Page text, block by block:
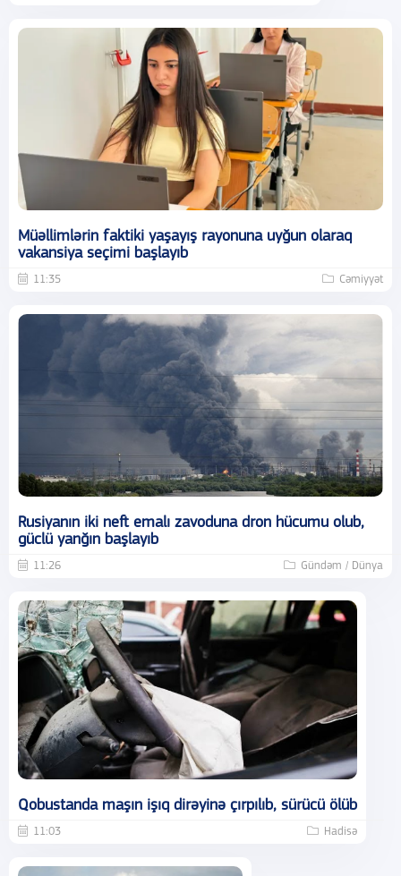
Müəllimlərin faktiki yaşayış rayonuna uyğun olaraq
vakansiya seçimi başlayıb
11:35 Cəmiyyət
Rusiyanın iki neft emalı zavoduna dron hücumu olub,
güclü yanğın başlayıb
11:26 Gündəm / Dünya
Qobustanda maşın işıq dirəyinə çırpılıb, sürücü ölüb
11:03 Hadisə